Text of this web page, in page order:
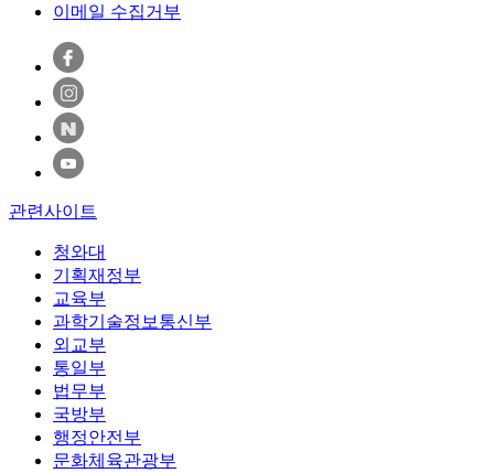
이메일 수집거부
관련사이트
청와대
기획재정부
교육부
과학기술정보통신부
외교부
통일부
법무부
국방부
행정안전부
문화체육관광부